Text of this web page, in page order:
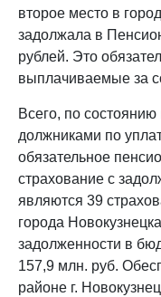
второе место в
задолжала в
рублей. Это
выплачиваемые за
Всего, по
должниками по
обязательное
страхование с
являются 39
города
задолженности в
157,9 млн. руб.
районе г.